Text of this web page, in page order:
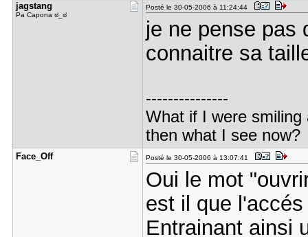
jagstang
Pa Capona ಠ_ಠ
Posté le 30-05-2006 à 11:24:44
je ne pense pas
connaitre sa
---------------
What if I were smiling
then what I see
Face_Off Posté le 30-05-2006 à 13:07:41
Oui le mot
est il que
Entrainant ainsi